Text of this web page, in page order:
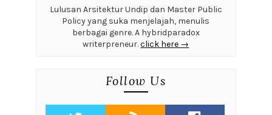
Lulusan Arsitektur Undip dan Master Public
Policy yang suka menjelajah, menulis
berbagai genre. A hybridparadox
writerpreneur.click here →
Follow Us